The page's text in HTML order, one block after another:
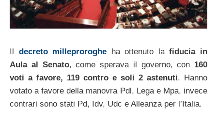
Il decreto milleproroghe ha ottenuto lafiducia in
Aula al Senato, come sperava il governo, con 160
voti a favore, 119 contro e soli 2 astenuti. Hanno
votato a favore della manovra Pdl, Lega e Mpa, invece
contrari sono stati Pd, Idv, Udc e Alleanza per l’Italia.